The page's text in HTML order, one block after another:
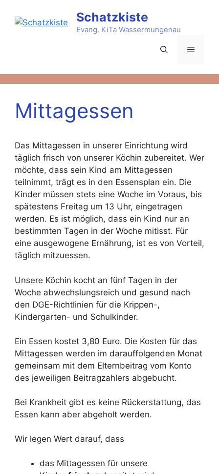
Inhalt
Schatzkiste
Evang. KiTa Wassermungenau
Menü
Mittagessen
Das Mittagessen in unserer Einrichtung wird
täglich frisch von unserer Köchin zubereitet. Wer
möchte, dass sein Kind am Mittagessen
teilnimmt, trägt es in den Essensplan ein. Die
Kinder müssen stets eine Woche im Voraus, bis
spätestens Freitag um 13 Uhr, eingetragen
werden. Es ist möglich, dass ein Kind nur an
bestimmten Tagen in der Woche mitisst. Für
eine ausgewogene Ernährung, ist es von Vorteil,
täglich mitzuessen.
Unsere Köchin kocht an fünf Tagen in der
Woche abwechslungsreich und gesund nach
den DGE-Richtlinien für die Krippen-,
Kindergarten- und Schulkinder.
Ein Essen kostet 3,80 Euro. Die Kosten für das
Mittagessen werden im darauffolgenden Monat
gemeinsam mit dem Elternbeitrag vom Konto
des jeweiligen Beitragzahlers abgebucht.
Bei Krankheit gibt es keine Rückerstattung, das
Essen kann aber abgeholt werden.
Wir legen Wert darauf, dass
das Mittagessen für unsere